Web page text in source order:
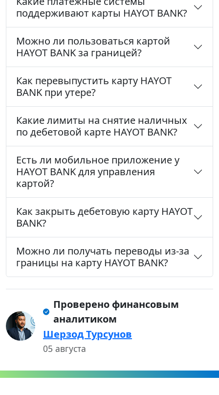
поддерживают карты HAYOT BANK?
Можно ли пользоваться картой
HAYOT BANK за границей?
Как перевыпустить карту HAYOT
BANK при утере?
Какие лимиты на снятие наличных
по дебетовой карте HAYOT BANK?
Есть ли мобильное приложение у
HAYOT BANK для управления
картой?
Как закрыть дебетовую карту HAYOT
BANK?
Можно ли получать переводы из-за
границы на карту HAYOT BANK?
Проверено финансовым
аналитиком
Шерзод Турсунов
05 августа